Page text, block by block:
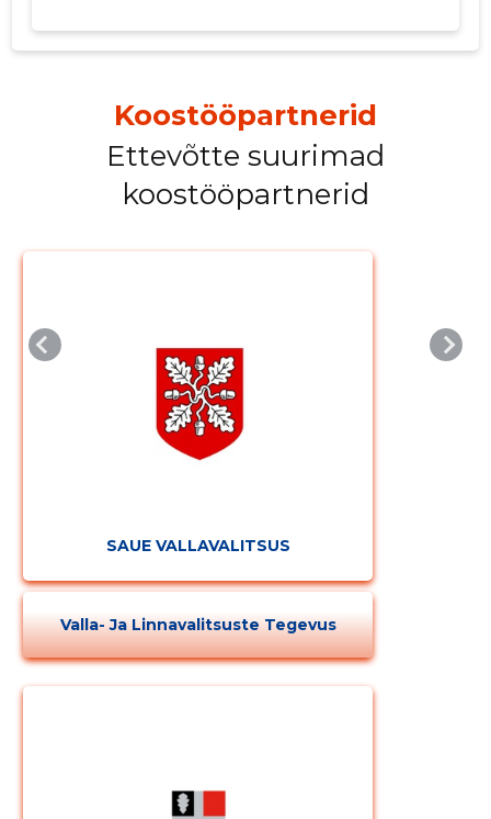
Koostööpartnerid
Ettevõtte suurimad
koostööpartnerid
SAUE VALLAVALITSUS
Valla- Ja Linnavalitsuste Tegevus
Muuda pildi